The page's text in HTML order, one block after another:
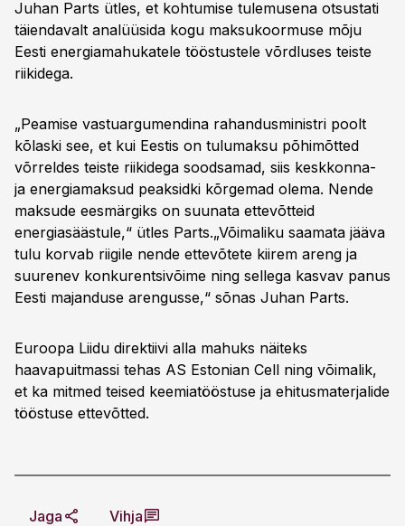
Juhan Parts ütles, et kohtumise tulemusena otsustati
täiendavalt analüüsida kogu maksukoormuse mõju
Eesti energiamahukatele tööstustele võrdluses teiste
riikidega.
„Peamise vastuargumendina rahandusministri poolt
kõlaski see, et kui Eestis on tulumaksu põhimõtted
võrreldes teiste riikidega soodsamad, siis keskkonna-
ja energiamaksud peaksidki kõrgemad olema. Nende
maksude eesmärgiks on suunata ettevõtteid
energiasäästule,“ ütles Parts.„Võimaliku saamata jääva
tulu korvab riigile nende ettevõtete kiirem areng ja
suurenev konkurentsivõime ning sellega kasvav panus
Eesti majanduse arengusse,“ sõnas Juhan Parts.
Euroopa Liidu direktiivi alla mahuks näiteks
haavapuitmassi tehas AS Estonian Cell ning võimalik,
et ka mitmed teised keemiatööstuse ja ehitusmaterjalide
tööstuse ettevõtted.
Jaga Vihja